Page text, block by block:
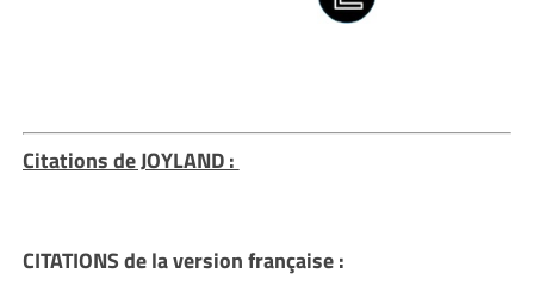
Citations de JOYLAND :
CITATIONS de la version française :